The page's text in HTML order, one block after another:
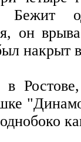
Бежит
он
накрыт